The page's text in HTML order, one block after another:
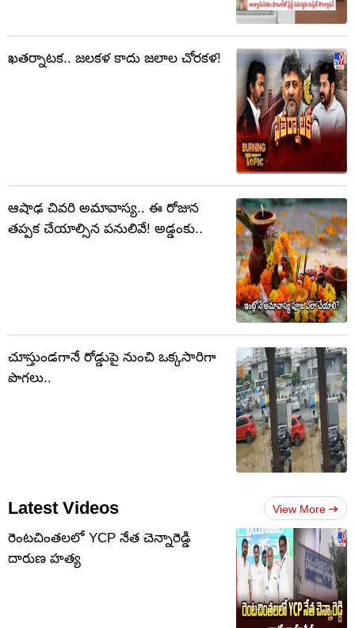
ఖతర్నాటక.. జలకళ కాదు జలాల చోరకళ!
ఆషాఢ చివరి అమావాస్య.. ఈ రోజున
తప్పక చేయాల్సిన పనులివే! అడ్డంకు..
చూస్తుండగానే రోడ్డుపై నుంచి ఒక్కసారిగా
పొగలు..
Latest Videos View More
రెంటచింతలలో YCP నేత చెన్నారెడ్డి
దారుణ హత్య